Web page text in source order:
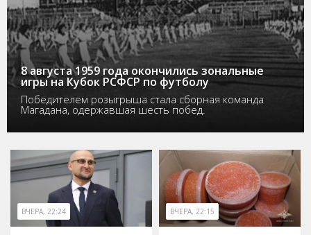
8 августа 1959 года окончились зональные
игры на Кубок РСФСР по футболу
Победителем розыгрыша стала сборная команда
Магадана, одержавшая шесть побед.
ВЧЕРА, 22:24 ВЧЕРА, 22:15